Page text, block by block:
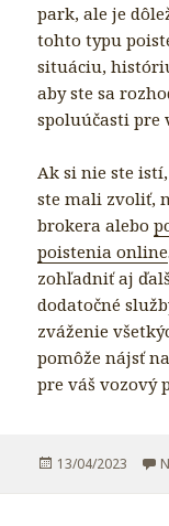
park, ale je
tohto typu
situáciu,
aby ste sa
spoluúčasti pre
Ak si nie ste
ste mali zvoliť,
brokera alebo
poistenia online
zohľadniť aj
dodatočné
zváženie
pomôže nájsť
pre váš vozový
Publikované
13/04/2023